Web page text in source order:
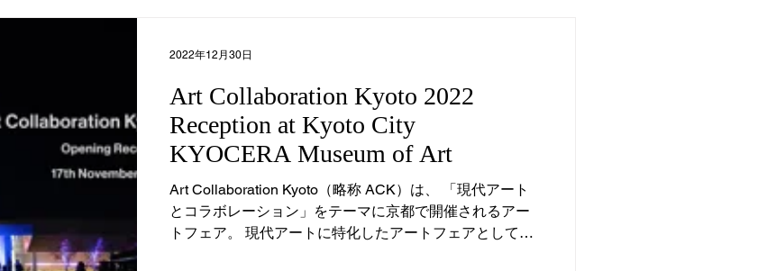
Art Collaboration Kyoto 2022
Reception at Kyoto City
KYOCERA Museum of Art
Art Collaboration Kyoto（略称 ACK）は、 「現代アート
とコラボレーション」をテーマに京都で開催されるアー
トフェア。 現代アートに特化したアートフェアとして
2022年12月30日